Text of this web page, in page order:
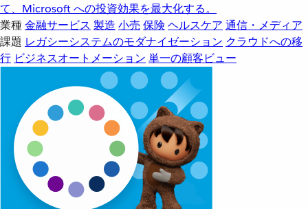
て、Microsoft への投資効果を最大化する。
業種金融サービス 製造 小売 保険 ヘルスケア 通信・メディア
課題 レガシーシステムのモダナイゼーション クラウドへの移
行 ビジネスオートメーション 単一の顧客ビュー